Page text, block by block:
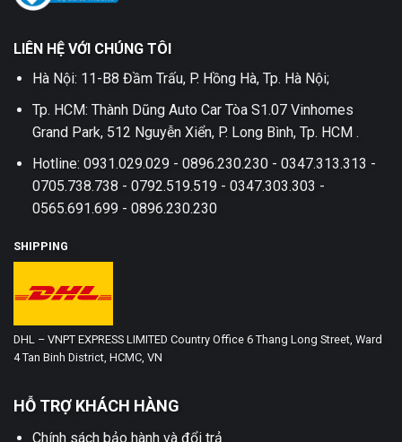
LIÊN HỆ VỚI CHÚNG TÔI
Hà Nội: 11-B8 Đầm Trấu, P. Hồng Hà, Tp. Hà Nội;
Tp. HCM: Thành Dũng Auto Car Tòa S1.07 Vinhomes
Grand Park, 512 Nguyễn Xiển, P. Long Bình, Tp. HCM .
Hotline: 0931.029.029 - 0896.230.230 - 0347.313.313 -
0705.738.738 - 0792.519.519 - 0347.303.303 -
0565.691.699 - 0896.230.230
SHIPPING
DHL – VNPT EXPRESS LIMITED Country Office 6 Thang Long Street, Ward
4 Tan Binh District, HCMC, VN
HỖ TRỢ KHÁCH HÀNG
Chính sách bảo hành và đổi trả